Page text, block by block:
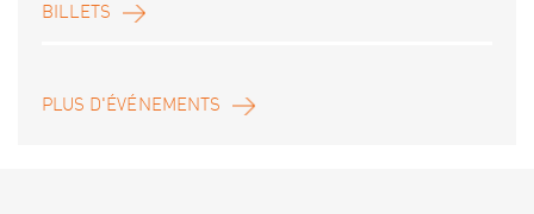
BILLETS
PLUS D'ÉVÉNEMENTS